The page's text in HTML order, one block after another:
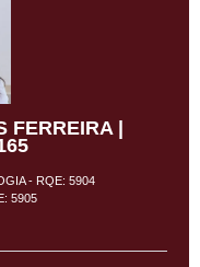
FERREIRA |
- RQE: 5904
5905